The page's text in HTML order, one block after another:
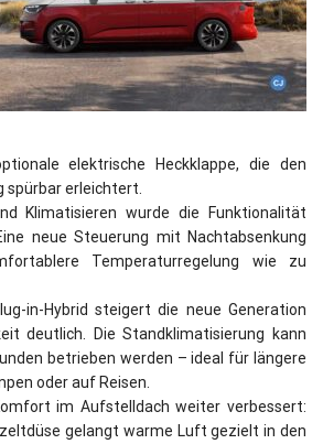
elektrische Heckklappe, die den
spürbar erleichtert.
Klimatisieren wurde die Funktionalität
neue Steuerung mit Nachtabsenkung
Temperaturregelung wie zu
in-Hybrid steigert die neue Generation
deutlich. Die Standklimatisierung kann
betrieben werden – ideal für längere
oder auf Reisen.
im Aufstelldach weiter verbessert:
gelangt warme Luft gezielt in den